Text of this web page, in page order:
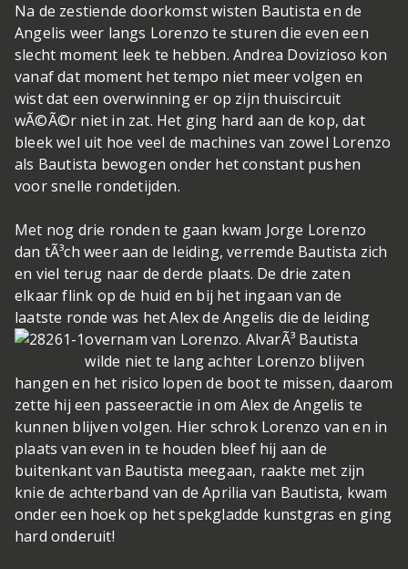
Na de zestiende doorkomst wisten Bautista en de
Angelis weer langs Lorenzo te sturen die even een
slecht moment leek te hebben. Andrea Dovizioso kon
vanaf dat moment het tempo niet meer volgen en
wist dat een overwinning er op zijn thuiscircuit
wÃ©Ã©r niet in zat. Het ging hard aan de kop, dat
bleek wel uit hoe veel de machines van zowel Lorenzo
als Bautista bewogen onder het constant pushen
voor snelle rondetijden.
Met nog drie ronden te gaan kwam Jorge Lorenzo
dan tÃ³ch weer aan de leiding, verremde Bautista zich
en viel terug naar de derde plaats. De drie zaten
elkaar flink op de huid en bij het ingaan van de
laatste ronde was het Alex de Angelis die de leiding
overnam van Lorenzo. AlvarÃ³ Bautista
wilde niet te lang achter Lorenzo blijven
hangen en het risico lopen de boot te missen, daarom
zette hij een passeeractie in om Alex de Angelis te
kunnen blijven volgen. Hier schrok Lorenzo van en in
plaats van even in te houden bleef hij aan de
buitenkant van Bautista meegaan, raakte met zijn
knie de achterband van de Aprilia van Bautista, kwam
onder een hoek op het spekgladde kunstgras en ging
hard onderuit!